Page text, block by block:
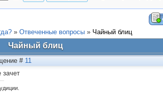
» Отвеченные вопросы » Чайный блиц
Чайный блиц
# 11
зачет